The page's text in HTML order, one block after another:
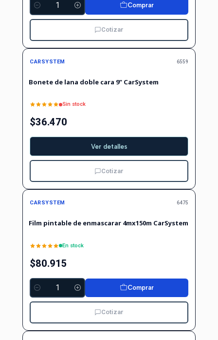
Cantidad
Comprar
Cotizar
Agotado
CARSYSTEM 6559
Bonete de lana doble cara 9" CarSystem
Sin stock
$36.470
Ver detalles
Cotizar
CARSYSTEM 6475
Film pintable de enmascarar 4mx150m CarSystem
En stock
$80.915
Cantidad
Comprar
Cotizar